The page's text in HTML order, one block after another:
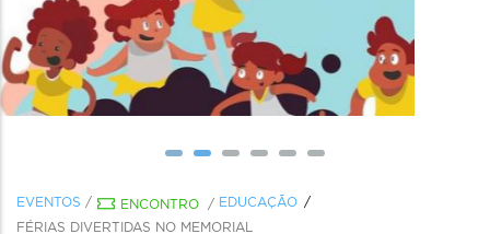
EVENTOS / ENCONTRO / EDUCAÇÃO
FÉRIAS DIVERTIDAS NO MEMORIAL